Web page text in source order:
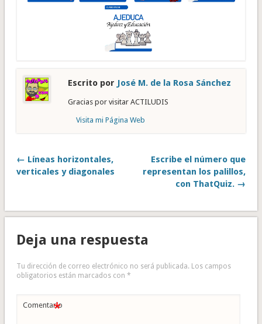
Escrito por José M. de la Rosa Sánchez
Gracias por visitar ACTILUDIS
Visita mi Página Web
← Líneas horizontales,
verticales y diagonales
Escribe el número que
representan los palillos,
con ThatQuiz. →
Deja una respuesta
Tu dirección de correo electrónico no será publicada. Los campos
obligatorios están marcados con *
Comentario
*